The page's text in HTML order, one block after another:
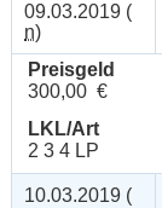
09.03.2019 (
n)
Preisgeld
300,00 €
LKL/Art
2 3 4 LP
10.03.2019 (